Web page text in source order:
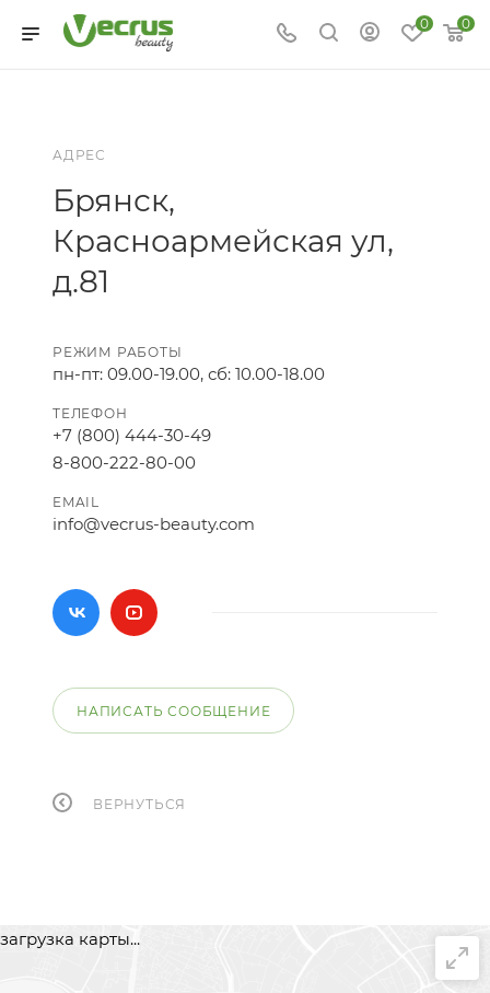
0 0
АДРЕС
Брянск,
Красноармейская ул,
д.81
РЕЖИМ РАБОТЫ
пн-пт: 09.00-19.00, сб: 10.00-18.00
ТЕЛЕФОН
+7 (800) 444-30-49
8-800-222-80-00
EMAIL
info@vecrus-beauty.com
НАПИСАТЬ СООБЩЕНИЕ
ВЕРНУТЬСЯ
загрузка карты...